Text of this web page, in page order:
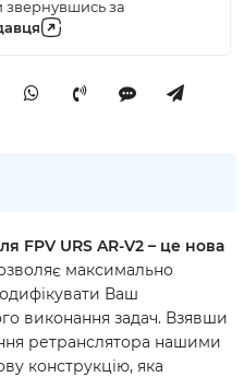
за
FPV URS AR-V2 – це нова
максимально
Ваш
виконання задач. Взявши
ретранслятора нашими
конструкцію, яка